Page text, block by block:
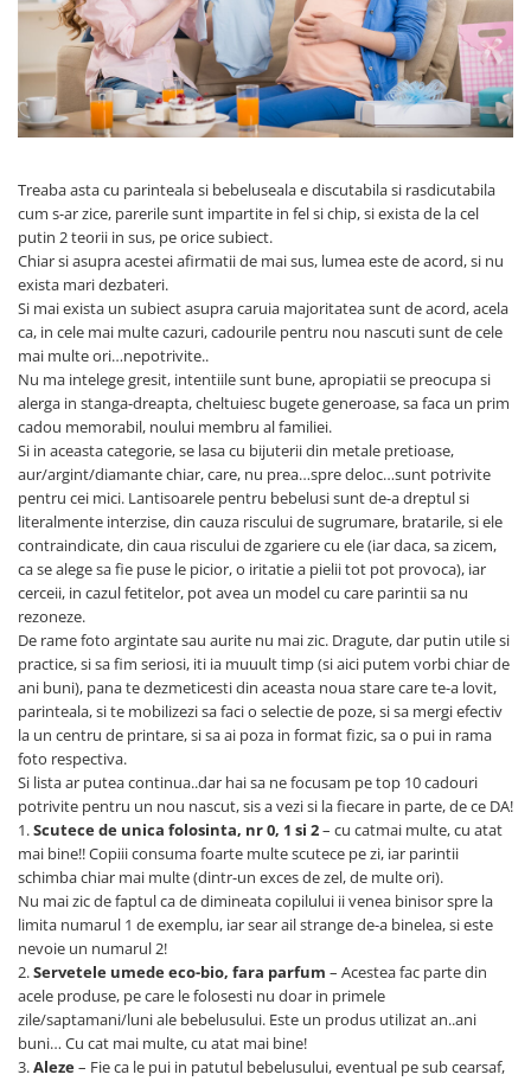
Masute pentru Pat
Perne Ortopedice
Paturi Medicale
Perne de Reabilitare
Protectii Saltea
Termometre
Tensiometre
Pulsoximetru
Bideuri
Aparate de Masaj
Hard Disk-uri
Imprimante
Mașini de găurit și înșurubat
Memorii RAM
Mixere, tocatoare & roboti de
bucatarie
Mixere
Roboți de Bucătărie
Monitoare
Perii de Păr Electrice
Plite
Plăci de Bază
Plăci Video
Polizoare Unghiulare
Storcătoare Citrice
Trimmere si Fierastrae
Uscătoare de Păr
Treaba asta cu parinteala si bebeluseala e discutabila si rasdicutabila
cum s-ar zice, parerile sunt impartite in fel si chip, si exista de la cel
putin 2 teorii in sus, pe orice subiect.
Chiar si asupra acestei afirmatii de mai sus, lumea este de acord, si nu
exista mari dezbateri.
Si mai exista un subiect asupra caruia majoritatea sunt de acord, acela
ca, in cele mai multe cazuri, cadourile pentru nou nascuti sunt de cele
mai multe ori…nepotrivite..
Nu ma intelege gresit, intentiile sunt bune, apropiatii se preocupa si
alerga in stanga-dreapta, cheltuiesc bugete generoase, sa faca un prim
cadou memorabil, noului membru al familiei.
Si in aceasta categorie, se lasa cu bijuterii din metale pretioase,
aur/argint/diamante chiar, care, nu prea…spre deloc…sunt potrivite
pentru cei mici. Lantisoarele pentru bebelusi sunt de-a dreptul si
literalmente interzise, din cauza riscului de sugrumare, bratarile, si ele
contraindicate, din caua riscului de zgariere cu ele (iar daca, sa zicem,
ca se alege sa fie puse le picior, o iritatie a pielii tot pot provoca), iar
cerceii, in cazul fetitelor, pot avea un model cu care parintii sa nu
rezoneze.
De rame foto argintate sau aurite nu mai zic. Dragute, dar putin utile si
practice, si sa fim seriosi, iti ia muuult timp (si aici putem vorbi chiar de
ani buni), pana te dezmeticesti din aceasta noua stare care te-a lovit,
parinteala, si te mobilizezi sa faci o selectie de poze, si sa mergi efectiv
la un centru de printare, si sa ai poza in format fizic, sa o pui in rama
foto respectiva.
Si lista ar putea continua..dar hai sa ne focusam pe top 10 cadouri
potrivite pentru un nou nascut, sis a vezi si la fiecare in parte, de ce DA!
1.Scutece de unica folosinta, nr 0, 1 si 2– cu catmai multe, cu atat
mai bine!! Copiii consuma foarte multe scutece pe zi, iar parintii
schimba chiar mai multe (dintr-un exces de zel, de multe ori).
Nu mai zic de faptul ca de dimineata copilului ii venea binisor spre la
limita numarul 1 de exemplu, iar sear ail strange de-a binelea, si este
nevoie un numarul 2!
2.Servetele umede eco-bio, fara parfum – Acestea fac parte din
acele produse, pe care le folosesti nu doar in primele
zile/saptamani/luni ale bebelusului. Este un produs utilizat an..ani
buni… Cu cat mai multe, cu atat mai bine!
3.Aleze– Fie ca le pui in patutul bebelusului, eventual pe sub cearsaf,